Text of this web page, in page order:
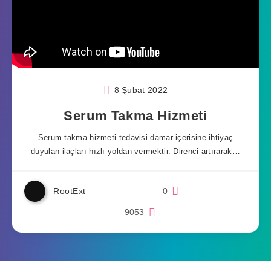
8 Şubat 2022
Serum Takma Hizmeti
Serum takma hizmeti tedavisi damar içerisine ihtiyaç
duyulan ilaçları hızlı yoldan vermektir. Direnci artırarak…
RootExt 0
9053